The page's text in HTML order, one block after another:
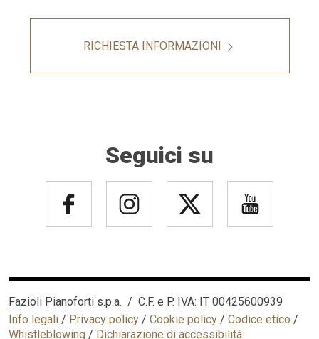
RICHIESTA INFORMAZIONI
Seguici su
Fazioli Pianoforti s.p.a. / C.F. e P. IVA: IT 00425600939
Info legali / Privacy policy / Cookie policy / Codice etico /
Whistleblowing / Dichiarazione di accessibilità